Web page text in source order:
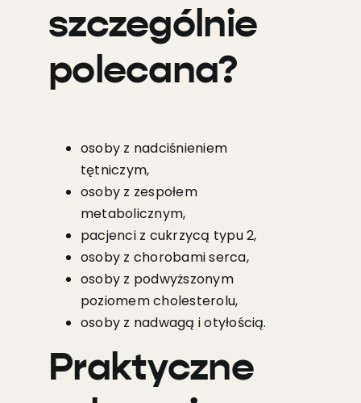
szczególnie
polecana?
osoby z nadciśnieniem
tętniczym,
osoby z zespołem
metabolicznym,
pacjenci z cukrzycą typu 2,
osoby z chorobami serca,
osoby z podwyższonym
poziomem cholesterolu,
osoby z nadwagą i otyłością.
Praktyczne